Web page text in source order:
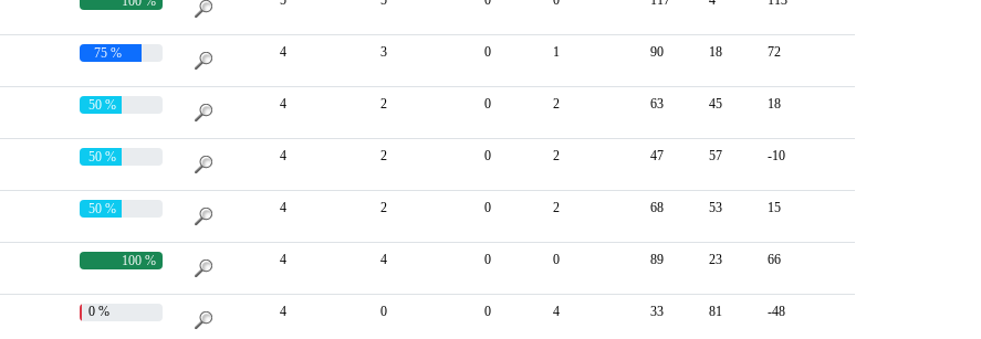
75 % 4 3 0 1 90 18 72
50 % 4 2 0 2 63 45 18
50 % 4 2 0 2 47 57 -10
50 % 4 2 0 2 68 53 15
100 % 4 4 0 0 89 23 66
0 % 4 0 0 4 33 81 -48